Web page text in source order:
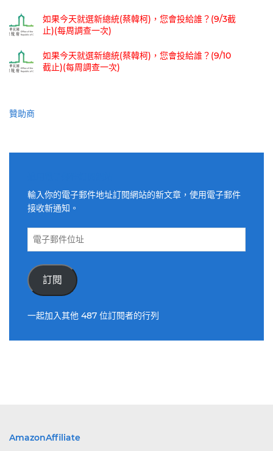
如果今天就選新總統(蔡韓柯)，您會投給誰？(9/3截
止)(每周調查一次)
如果今天就選新總統(蔡韓柯)，您會投給誰？(9/10
截止)(每周調查一次)
贊助商
輸入你的電子郵件地址訂閱網站的新文章，使用電子郵件
接收新通知。
電
件
位
訂閱
一起加入其他 487 位訂閱者的行列
AmazonAffiliate